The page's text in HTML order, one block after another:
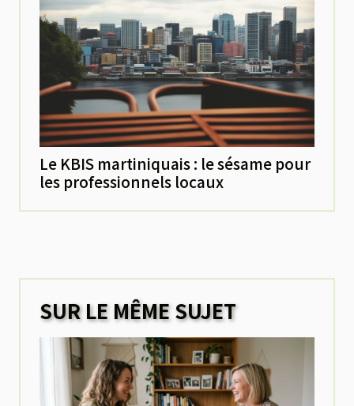
Le KBIS martiniquais : le sésame pour
les professionnels locaux
SUR LE MÊME SUJET